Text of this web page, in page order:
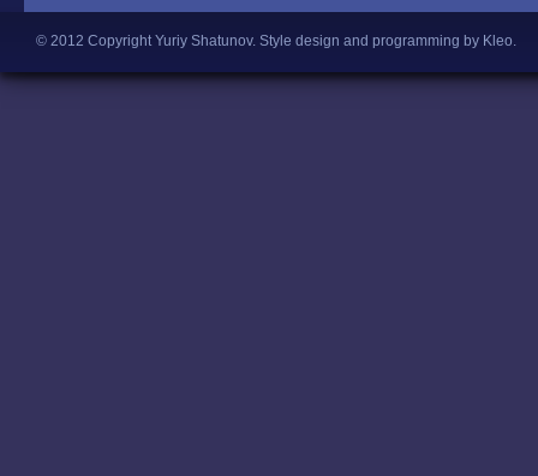
© 2012 Copyright Yuriy Shatunov. Style design and programming by Kleo.